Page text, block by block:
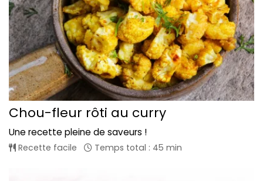
Chou-fleur rôti au curry
Une recette pleine de saveurs !
Recette facile Temps total : 45 min